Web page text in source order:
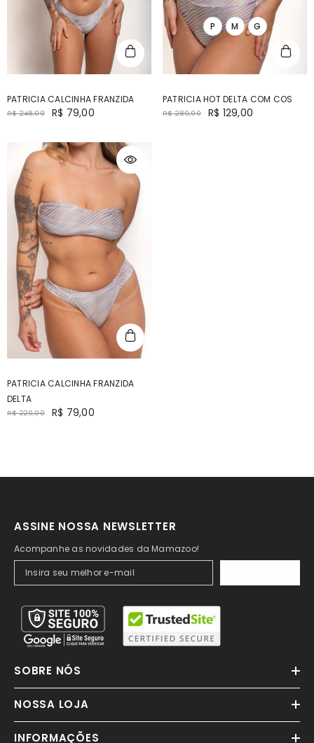
PATRICIA CALCINHA FRANZIDA
R$ 248,00 R$ 79,00
P M G
PATRICIA HOT DELTA COM COS
R$ 280,00 R$ 129,00
PATRICIA CALCINHA FRANZIDA
DELTA
R$ 220,00 R$ 79,00
ASSINE NOSSA NEWSLETTER
Acompanhe as novidades da Mamazoo!
SOBRE NÓS
NOSSA LOJA
INFORMAÇÕES